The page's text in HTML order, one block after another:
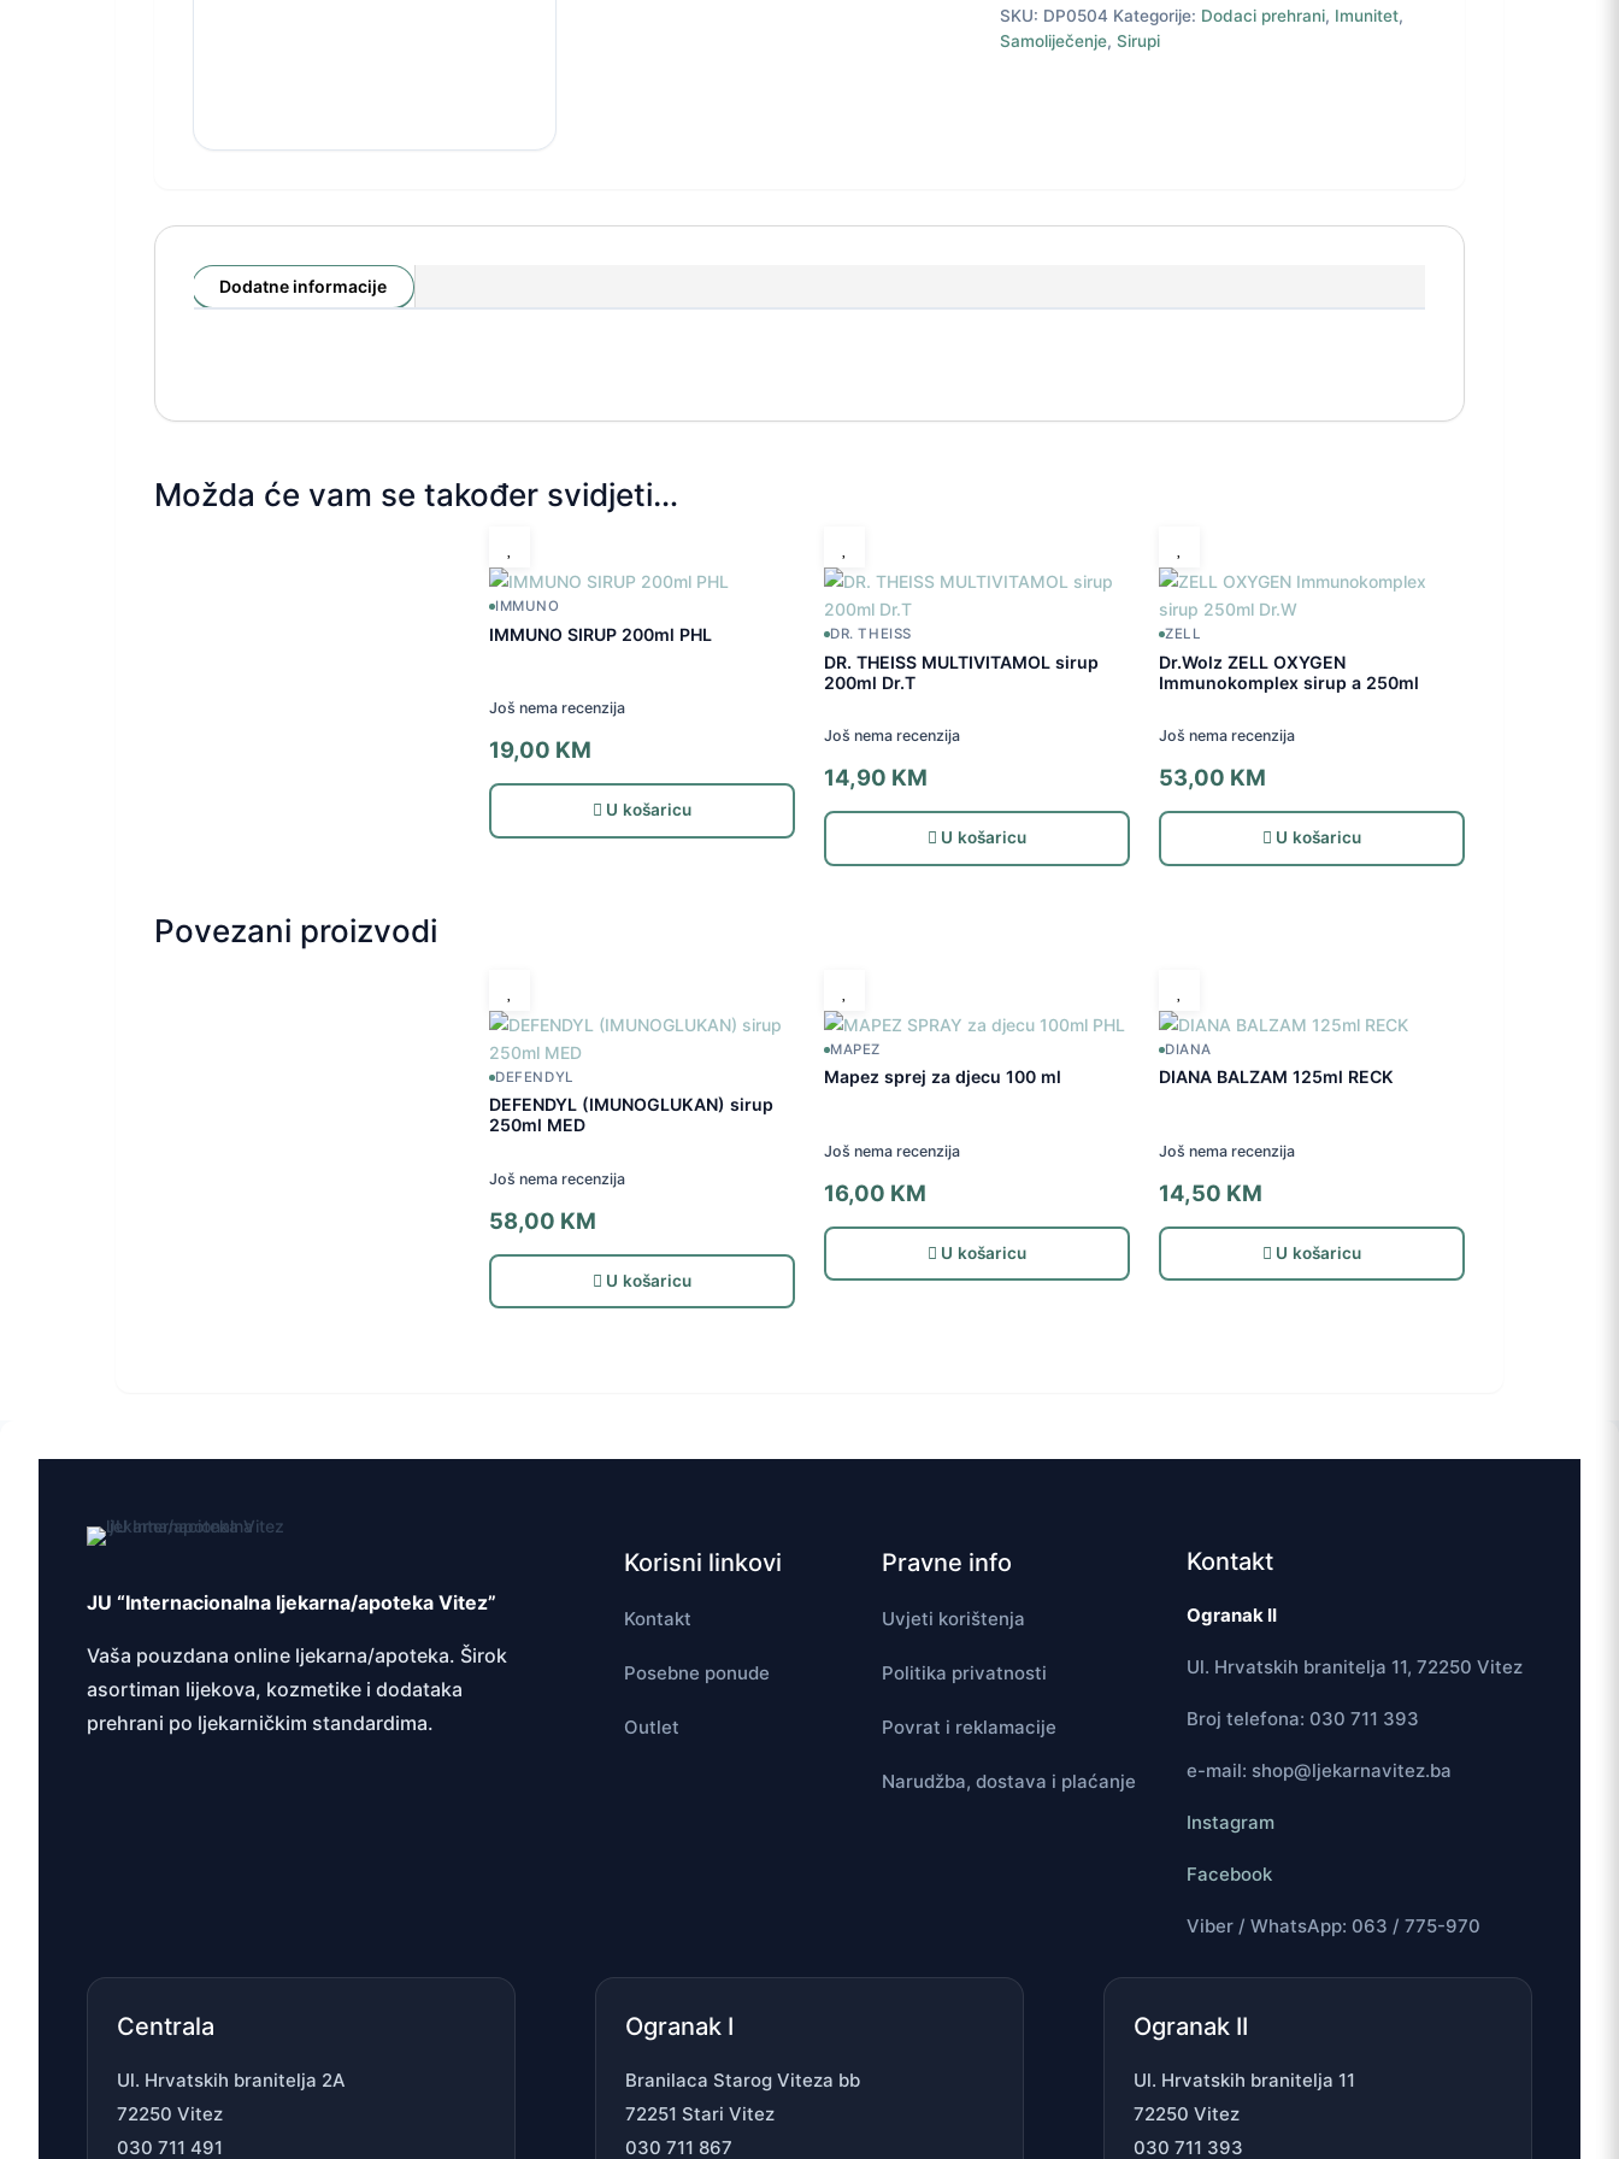
SKU: DP0504 Kategorije: Dodaci prehrani, Imunitet,
Samoliječenje,Sirupi
Dodatne informacije
Možda će vam se također svidjeti…
IMMUNO
IMMUNO SIRUP 200ml PHL
Još nema recenzija
19,00 KM
U košaricu
DR. THEISS
DR. THEISS MULTIVITAMOL sirup
200ml Dr.T
Još nema recenzija
14,90 KM
U košaricu
ZELL
Dr.Wolz ZELL OXYGEN
Immunokomplex sirup a 250ml
Još nema recenzija
53,00 KM
U košaricu
Povezani proizvodi
DEFENDYL
DEFENDYL (IMUNOGLUKAN) sirup
250ml MED
Još nema recenzija
58,00 KM
U košaricu
MAPEZ
Mapez sprej za djecu 100 ml
Još nema recenzija
16,00 KM
U košaricu
DIANA
DIANA BALZAM 125ml RECK
Još nema recenzija
14,50 KM
U košaricu
JU “Internacionalna ljekarna/apoteka Vitez”
Vaša pouzdana online ljekarna/apoteka. Širok
asortiman lijekova, kozmetike i dodataka
prehrani po ljekarničkim standardima.
Korisni linkovi
Kontakt
Posebne ponude
Outlet
Pravne info
Uvjeti korištenja
Politika privatnosti
Povrat i reklamacije
Narudžba, dostava i plaćanje
Kontakt
Ogranak II
Ul. Hrvatskih branitelja 11, 72250 Vitez
Broj telefona: 030 711 393
e-mail: shop@ljekarnavitez.ba
Instagram
Facebook
Viber / WhatsApp: 063 / 775-970
Centrala
Ul. Hrvatskih branitelja 2A
72250 Vitez
030 711 491
Ogranak I
Branilaca Starog Viteza bb
72251 Stari Vitez
030 711 867
Ogranak II
Ul. Hrvatskih branitelja 11
72250 Vitez
030 711 393